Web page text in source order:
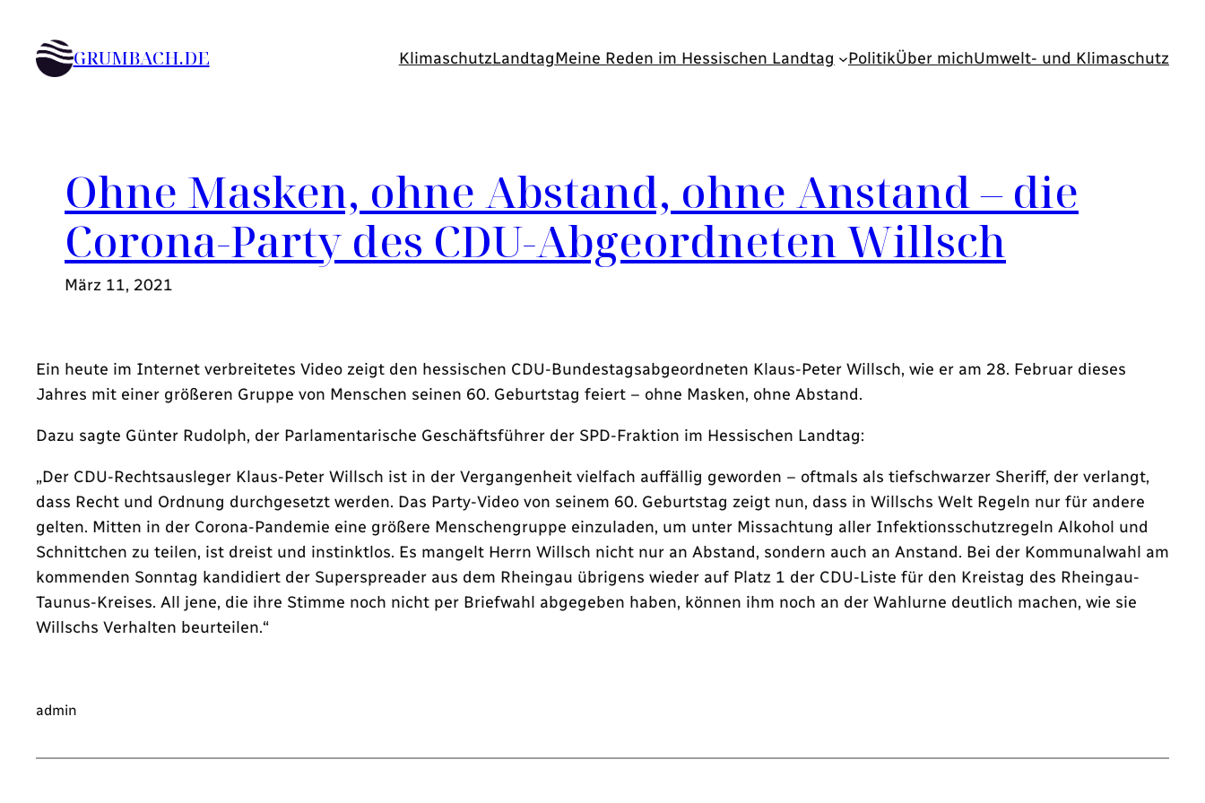
Inhalt
springenGRUMBACH.DE KlimaschutzLandtagMeine Reden im Hessischen Landtag PolitikÜber michUmwelt- und Klimaschutz
Ohne Masken, ohne Abstand, ohne Anstand – die
Corona-Party des CDU-Abgeordneten Willsch
März 11, 2021
Ein heute im Internet verbreitetes Video zeigt den hessischen CDU-Bundestagsabgeordneten Klaus-Peter Willsch, wie er am 28. Februar dieses
Jahres mit einer größeren Gruppe von Menschen seinen 60. Geburtstag feiert – ohne Masken, ohne Abstand.
Dazu sagte Günter Rudolph, der Parlamentarische Geschäftsführer der SPD-Fraktion im Hessischen Landtag:
„Der CDU-Rechtsausleger Klaus-Peter Willsch ist in der Vergangenheit vielfach auffällig geworden – oftmals als tiefschwarzer Sheriff, der verlangt,
dass Recht und Ordnung durchgesetzt werden. Das Party-Video von seinem 60. Geburtstag zeigt nun, dass in Willschs Welt Regeln nur für andere
gelten. Mitten in der Corona-Pandemie eine größere Menschengruppe einzuladen, um unter Missachtung aller Infektionsschutzregeln Alkohol und
Schnittchen zu teilen, ist dreist und instinktlos. Es mangelt Herrn Willsch nicht nur an Abstand, sondern auch an Anstand. Bei der Kommunalwahl am
kommenden Sonntag kandidiert der Superspreader aus dem Rheingau übrigens wieder auf Platz 1 der CDU-Liste für den Kreistag des Rheingau-
Taunus-Kreises. All jene, die ihre Stimme noch nicht per Briefwahl abgegeben haben, können ihm noch an der Wahlurne deutlich machen, wie sie
Willschs Verhalten beurteilen.“
admin